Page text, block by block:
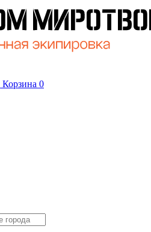
Корзина 0